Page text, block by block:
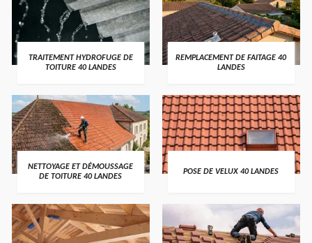
TRAITEMENT HYDROFUGE DE
TOITURE 40 LANDES
REMPLACEMENT DE FAITAGE 40
LANDES
NETTOYAGE ET DÉMOUSSAGE
DE TOITURE 40 LANDES
POSE DE VELUX 40 LANDES